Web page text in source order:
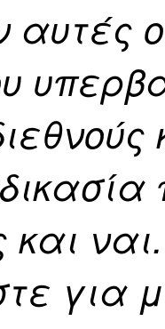
αυτές
για